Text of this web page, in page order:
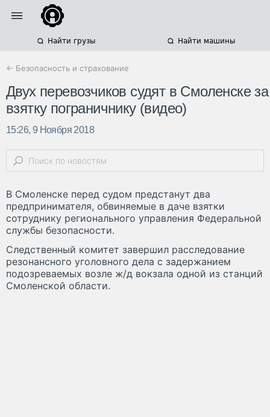
Найти грузы Найти машины
← Безопасность и страхование
Двух перевозчиков судят в Смоленске за
взятку пограничнику (видео)
15:26, 9 Ноября 2018
В Смоленске перед судом предстанут два
предпринимателя, обвиняемые в даче взятки
сотруднику регионального управления Федеральной
службы безопасности.
Следственный комитет завершил расследование
резонансного уголовного дела с задержанием
подозреваемых возле ж/д вокзала одной из станций
Смоленской области.